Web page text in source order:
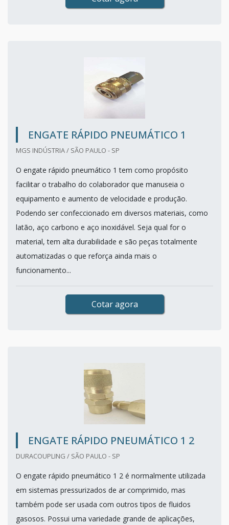
ENGATE RÁPIDO PNEUMÁTICO 1
MGS INDÚSTRIA / SÃO PAULO - SP
O engate rápido pneumático 1 tem como propósito
facilitar o trabalho do colaborador que manuseia o
equipamento e aumento de velocidade e produção.
Podendo ser confeccionado em diversos materiais, como
latão, aço carbono e aço inoxidável. Seja qual for o
material, tem alta durabilidade e são peças totalmente
automatizadas o que reforça ainda mais o
funcionamento...
Cotar agora
ENGATE RÁPIDO PNEUMÁTICO 1 2
DURACOUPLING / SÃO PAULO - SP
O engate rápido pneumático 1 2 é normalmente utilizada
em sistemas pressurizados de ar comprimido, mas
também pode ser usada com outros tipos de fluidos
gasosos. Possui uma variedade grande de aplicações,